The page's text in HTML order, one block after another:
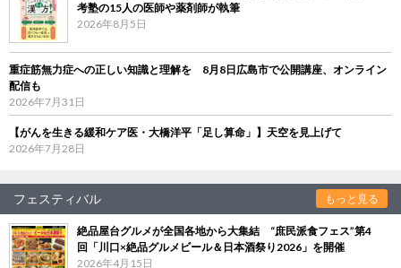
考塾の15人の医師や薬剤師が執筆
2026年8月5日
重症筋無力症への正しい知識と理解を 8月8日広島市で公開講座、オンライン
配信も
2026年7月31日
【がんを生きる緩和ケア医・大橋洋平「足し算命」】天空を見上げて
2026年7月28日
フェスティバル もっと見る
絶品屋台グルメが全国各地から大集結 “庶民派食フェス”第4
回「川口×絶品グルメビール＆日本酒祭り2026」を開催
2026年4月15日